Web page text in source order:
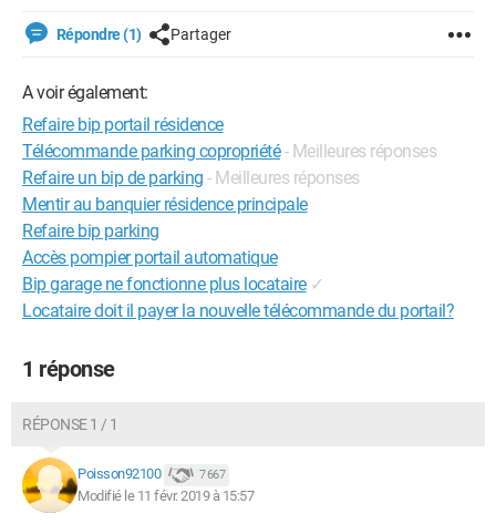
Répondre (1) Partager
A voir également:
Refaire bip portail résidence
Télécommande parking copropriété - Meilleures réponses
Refaire un bip de parking - Meilleures réponses
Mentir au banquier résidence principale
Refaire bip parking
Accès pompier portail automatique
Bip garage ne fonctionne plus locataire ✓
Locataire doit il payer la nouvelle télécommande du portail?
1 réponse
RÉPONSE 1 / 1
Poisson92100 7 667
Modifié le 11 févr. 2019 à 15:57